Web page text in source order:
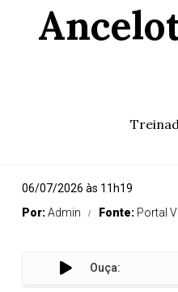
06/07/2026 às 11h19
Por:Admin Fonte: Portal
Ouça: